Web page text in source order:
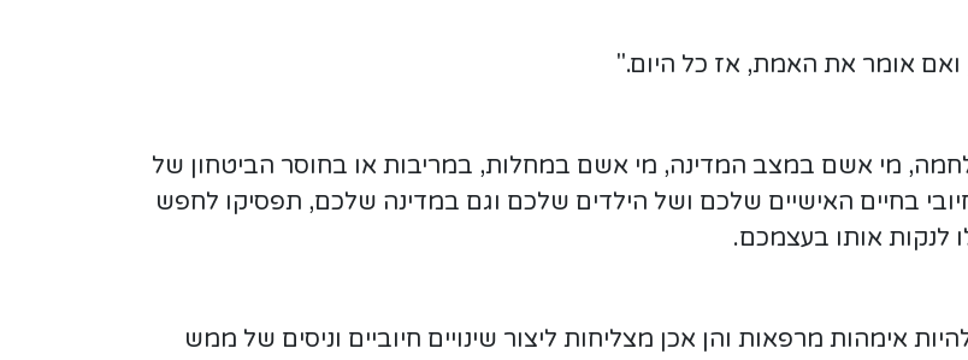
מי אשם במצב המדינה, מי אשם במחלות, במריבות או בחוסר הביטחון של
בחיים האישיים שלכם ושל הילדים שלכם וגם במדינה שלכם, תפסיקו לחפש
לנקות אותו בעצמכם.
אימהות מרפאות והן אכן מצליחות ליצור שינויים חיוביים וניסים של ממש